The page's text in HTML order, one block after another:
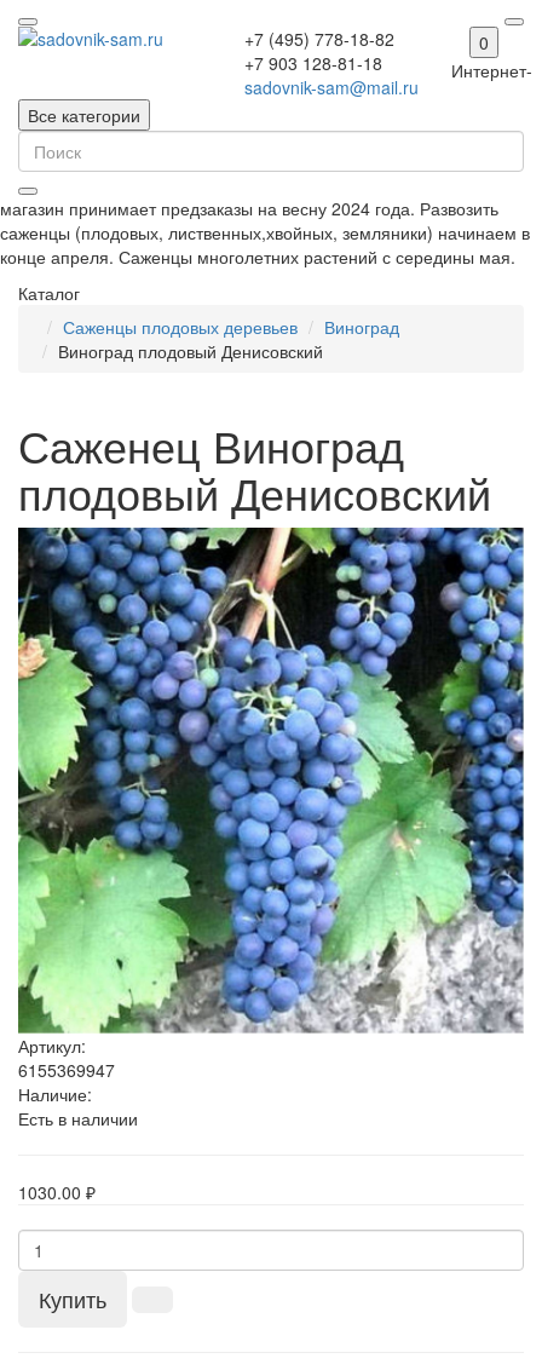
+7 (495) 778-18-82
+7 903 128-81-18
sadovnik-sam@mail.ru
0
Все категории
Интернет-
магазин принимает предзаказы на весну 2024 года. Развозить
саженцы (плодовых, лиственных,хвойных, земляники) начинаем в
конце апреля. Саженцы многолетних растений с середины мая.
Каталог
Саженцы плодовых деревьев
Виноград
Виноград плодовый Денисовский
Саженец Виноград
плодовый Денисовский
Артикул:
6155369947
Наличие:
Есть в наличии
1030.00 ₽
Купить